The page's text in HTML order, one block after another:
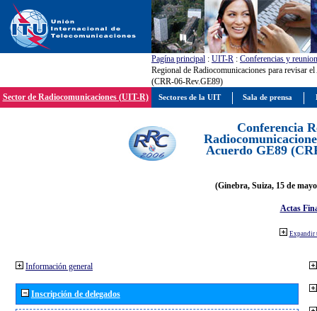
Pagína principal : UIT-R : Conferencias y
Regional de Radiocomunicaciones para revisar
(CRR-06-Rev.GE89)
Sector de Radiocomunicaciones (UIT-R)
Conferencia
Acuerdo GE89
(Ginebra, Suiza, 15 de
Actas
Expandir
Información general
Inscripción de delegados
Sectores de la UIT Sala de prensa